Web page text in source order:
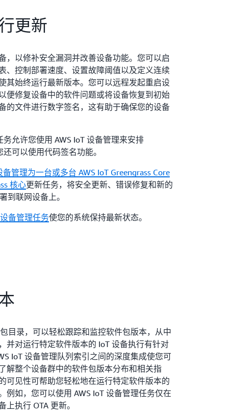
更新
，以修补安全漏洞并改善设备功能。您可以启
、控制部署速度、设置故障阈值以及定义连续
其始终运行最新版本。您可以远程发起重启设
便修复设备中的软件问题或将设备恢复到初始
的文件进行数字签名，这有助于确保您的设备
务允许您使用 AWS IoT 设备管理来安排
可以使用代码签名功能。
备管理为一台或多台 AWS IoT Greengrass Core
核心更新任务，将安全更新、错误修复和新的
到联网设备上。
备管理任务使您的系统保持最新状态。
目录，可以轻松跟踪和监控软件包版本，从中
并对运行特定软件版本的 IoT 设备执行有针对
IoT 设备管理队列索引之间的深度集成使您可
解整个设备群中的软件包版本分布和相关指
可见性可帮助您轻松地在运行特定软件版本的
例如，您可以使用 AWS IoT 设备管理任务仅在
执行 OTA 更新。